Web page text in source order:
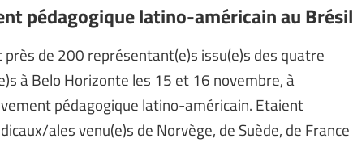
pédagogique latino-américain au Brésil
de 200 représentant(e)s issu(e)s des quatre
à Belo Horizonte les 15 et 16 novembre, à
pédagogique latino-américain. Etaient
ales venu(e)s de Norvège, de Suède, de France